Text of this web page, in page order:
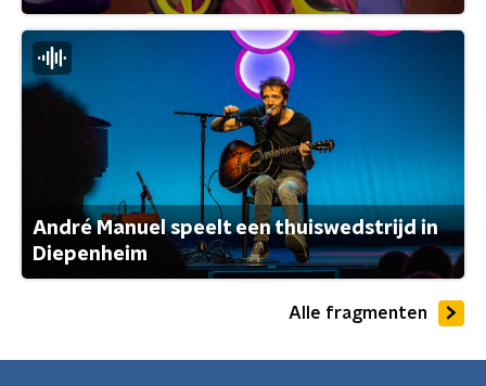
André Manuel speelt een thuiswedstrijd in
Diepenheim
Alle fragmenten